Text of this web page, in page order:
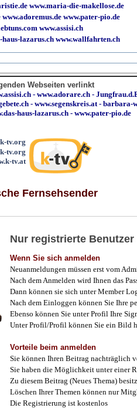
www.maria-die-makellose.de
www.adoremus.de www.pater-pio.de
www.assisi.ch
haus-lazarus.ch www.wallfahrten.ch
Webseiten verlinkt
-www.adorare.ch -
-www.segenskreis.at -barbara-
haus-lazarus.ch - www.pater-pio.de
tv.org
tv.org
tv.at
Fernsehsender
Nur registrierte
Wenn Sie sich anmelden
Neuanmeldungen müssen erst vom
Nach dem Anmelden wird Ihnen das
Dann können sie sich unter Member
Nach dem Einloggen können Sie Ihre
Ebenso können Sie unter Profil Ihre
Unter Profil/Profil können Sie ein Bild
Vorteile beim anmelden
Sie können Ihren Beitrag nachträglich
Sie haben die Möglichkeit unter einer
Zu diesem Beitrag (Neues Thema)
Löschen Ihrer Themen können nur
Die Registrierung ist kostenlos